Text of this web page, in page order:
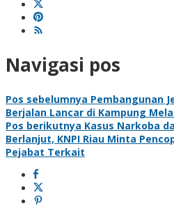
Navigasi pos
Pos sebelumnya Pembangunan
Berjalan Lancar di Kampung
Pos berikutnya Kasus Narkoba
Berlanjut, KNPI Riau Minta
Pejabat Terkait